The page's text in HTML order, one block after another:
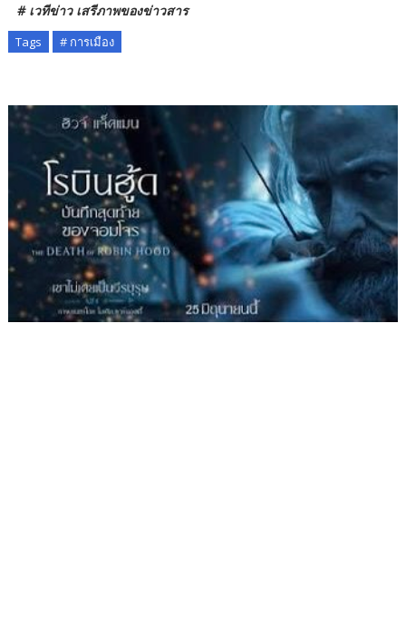
# เวทีข่าว เสรีภาพของข่าวสาร
Tags # การเมือง